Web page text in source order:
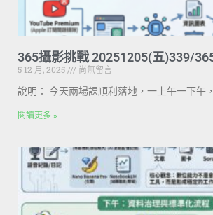
365攝影挑戰 20251205(五)339/
5 12 月, 2025
尚無留言
說明： 今天兩場課順利落地，一上午一下午
閱讀更多 »